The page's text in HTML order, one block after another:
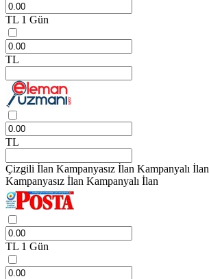
TL 1 Gün
TL
TL
Çizgili İlan Kampanyasız İlan Kampanyalı İlan
Kampanyasız İlan Kampanyalı İlan
TL 1 Gün